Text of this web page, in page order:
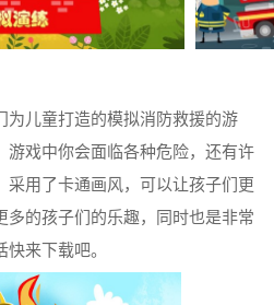
为儿童打造的模拟消防救援的游
游戏中你会面临各种危险，还有许
采用了卡通画风，可以让孩子们更
多的孩子们的乐趣，同时也是非常
来下载吧。